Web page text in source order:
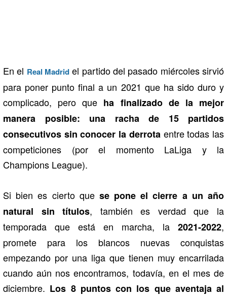
En el Real Madrid el partido del pasado miércoles sirvió
para poner punto final a un 2021 que ha sido duro y
complicado, pero que ha finalizado de la mejor
manera posible: una racha de 15 partidos
consecutivos sin conocer la derrota entre todas las
competiciones (por el momento LaLiga y la
Champions League).
Si bien es cierto que se pone el cierre a un año
natural sin títulos, también es verdad que la
temporada que está en marcha, la 2021-2022,
promete para los blancos nuevas conquistas
empezando por una liga que tienen muy encarrilada
cuando aún nos encontramos, todavía, en el mes de
diciembre. Los 8 puntos con los que aventaja al